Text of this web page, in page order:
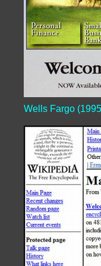
Wells Fargo